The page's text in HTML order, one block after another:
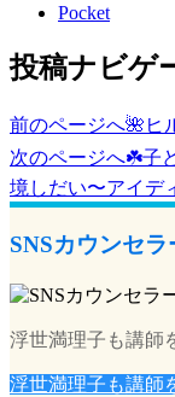
Pocket
投稿ナビゲ
前のページへ🌺ヒ
次のページへ☘️子
境しだい〜アイデ
SNSカウンセ
浮世満理子も講師
浮世満理子も講師